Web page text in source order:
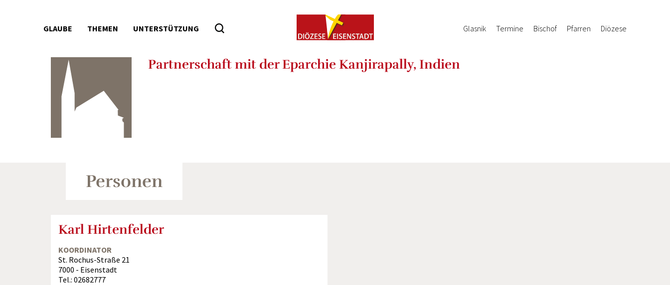
GLAUBE THEMEN UNTERSTÜTZUNG Glasnik Termine Bischof Pfarren Diözese
Partnerschaft mit der Eparchie Kanjirapally, Indien
Personen
Karl Hirtenfelder
KOORDINATOR
St. Rochus-Straße 21
7000 - Eisenstadt
Tel.: 02682777